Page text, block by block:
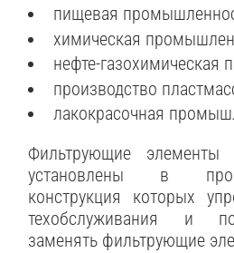
пищевая
химическая
нефте-газохимическая
производство
лакокрасочная
Фильтрующие элементы
установлены в
конструкция которых
техобслуживания и
заменять фильтрующие